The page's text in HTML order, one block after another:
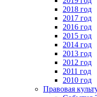
2018 год
2017 год
2016 год
2015 год
2014 год
2013 год
2012 год
2011 год
2010 год
Правовая